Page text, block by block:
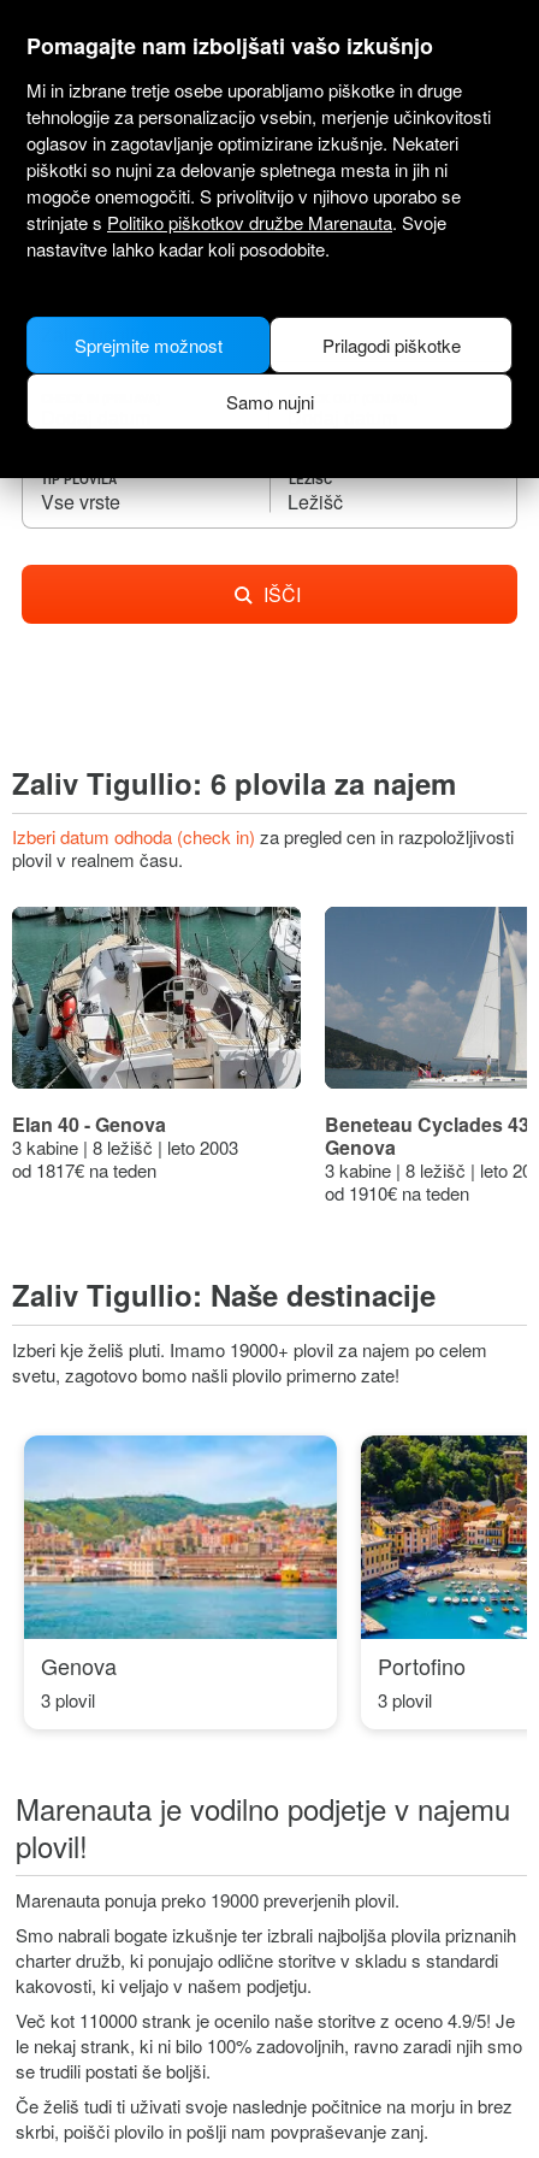
marenauta
Najem plovil Zaliv Tigullio
Izberi datum odhoda in najdi plovilo zate.
KAM
CHECK OUT (ODJAVA)
TIP PLOVILA
Vse vrste
LEŽIŠČ
Ležišč
IŠČI
Zaliv Tigullio: 6 plovila za najem
Izberi datum odhoda (check in) za pregled cen in razpoložljivosti
plovil v realnem času.
Elan 40 - Genova
3 kabine | 8 ležišč | leto 2003
od 1817€ na teden
Beneteau Cyclades
Genova
3 kabine | 8 ležišč | leto
od 1910€ na teden
Zaliv Tigullio: Naše destinacije
Izberi kje želiš pluti. Imamo 19000+ plovil za najem po celem
svetu, zagotovo bomo našli plovilo primerno zate!
Genova
3 plovil
Portofino
3 plovil
Marenauta je vodilno podjetje v najemu
plovil!
Marenauta ponuja preko 19000 preverjenih plovil.
Smo nabrali bogate izkušnje ter izbrali najboljša plovila priznanih
charter družb, ki ponujajo odlične storitve v skladu s standardi
kakovosti, ki veljajo v našem podjetju.
Več kot 110000 strank je ocenilo naše storitve z oceno 4.9/5! Je
le nekaj strank, ki ni bilo 100% zadovoljnih, ravno zaradi njih smo
se trudili postati še boljši.
Če želiš tudi ti uživati svoje naslednje počitnice na morju in brez
skrbi, poišči plovilo in pošlji nam povpraševanje zanj.
Pomagajte nam izboljšati vašo izkušnjo
Mi in izbrane tretje osebe uporabljamo piškotke in druge
tehnologije za personalizacijo vsebin, merjenje učinkovitosti
oglasov in zagotavljanje optimizirane izkušnje. Nekateri
piškotki so nujni za delovanje spletnega mesta in jih ni
mogoče onemogočiti. S privolitvijo v njihovo uporabo se
strinjate s Politiko piškotkov družbe Marenauta. Svoje
nastavitve lahko kadar koli posodobite.
Prilagodi piškotke
Samo nujni
Sprejmite možnost